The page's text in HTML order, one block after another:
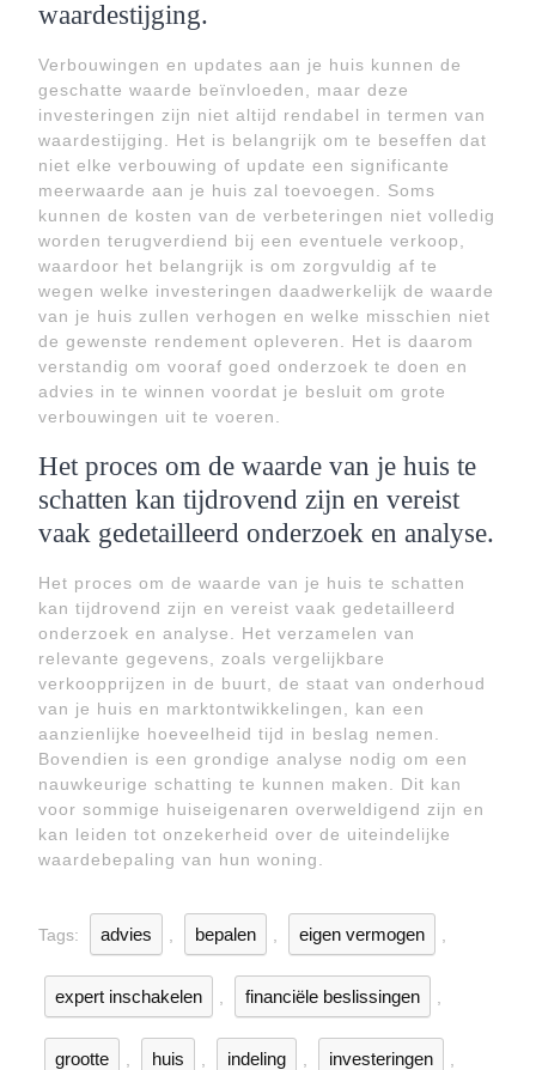
waardestijging.
Verbouwingen en updates aan je huis kunnen de
geschatte waarde beïnvloeden, maar deze
investeringen zijn niet altijd rendabel in termen van
waardestijging. Het is belangrijk om te beseffen dat
niet elke verbouwing of update een significante
meerwaarde aan je huis zal toevoegen. Soms
kunnen de kosten van de verbeteringen niet volledig
worden terugverdiend bij een eventuele verkoop,
waardoor het belangrijk is om zorgvuldig af te
wegen welke investeringen daadwerkelijk de waarde
van je huis zullen verhogen en welke misschien niet
de gewenste rendement opleveren. Het is daarom
verstandig om vooraf goed onderzoek te doen en
advies in te winnen voordat je besluit om grote
verbouwingen uit te voeren.
Het proces om de waarde van je huis te
schatten kan tijdrovend zijn en vereist
vaak gedetailleerd onderzoek en analyse.
Het proces om de waarde van je huis te schatten
kan tijdrovend zijn en vereist vaak gedetailleerd
onderzoek en analyse. Het verzamelen van
relevante gegevens, zoals vergelijkbare
verkoopprijzen in de buurt, de staat van onderhoud
van je huis en marktontwikkelingen, kan een
aanzienlijke hoeveelheid tijd in beslag nemen.
Bovendien is een grondige analyse nodig om een
nauwkeurige schatting te kunnen maken. Dit kan
voor sommige huiseigenaren overweldigend zijn en
kan leiden tot onzekerheid over de uiteindelijke
waardebepaling van hun woning.
Tags: advies bepalen eigen vermogen
expert inschakelen financiële beslissingen
grootte huis indeling investeringen